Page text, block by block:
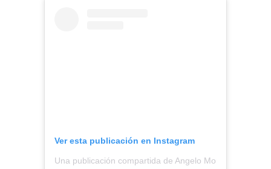
Ver esta publicación en Instagram
Una publicación compartida de Angelo Moreno || Todo